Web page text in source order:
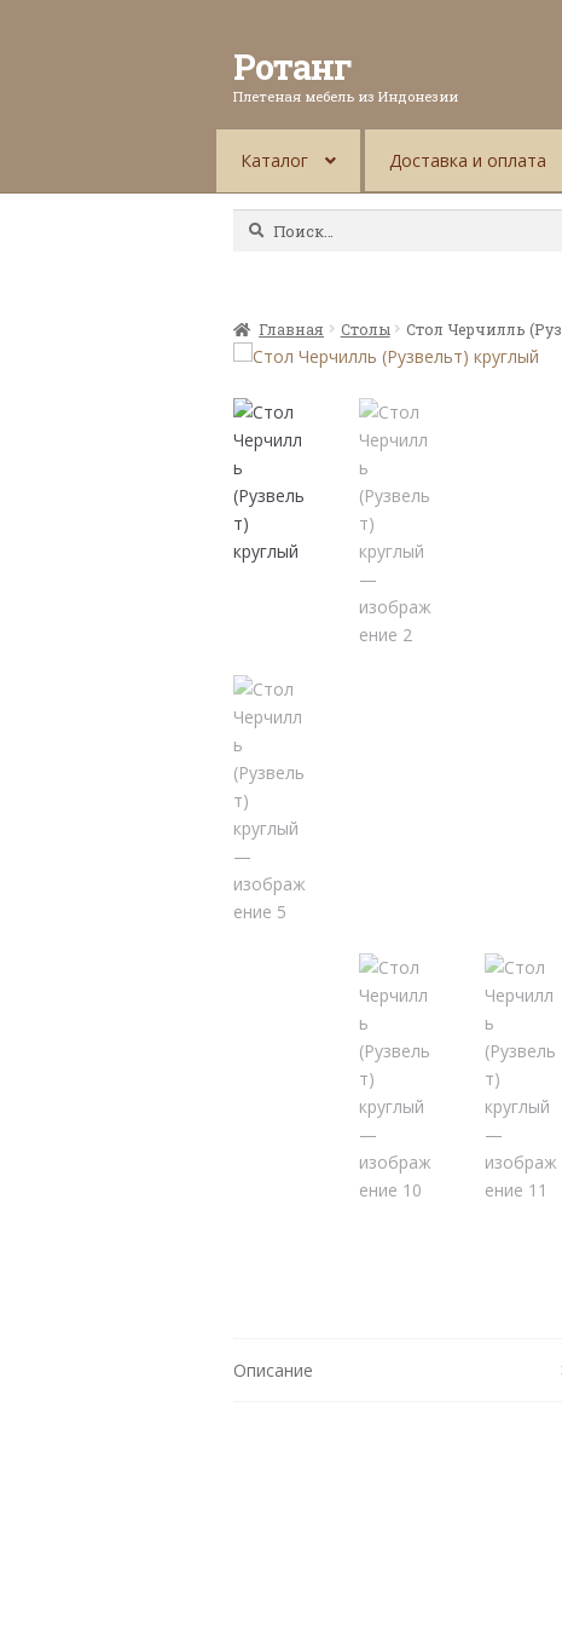
Ротанг
Плетеная мебель из Индонезии
Каталог Доставка и оплата
Найти:
Главная Столы Стол Черчилль
Описание